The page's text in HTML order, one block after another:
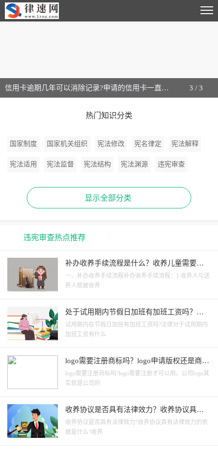
信用卡逾期几年可以消除记录?申请的信用卡一直不激活会怎么样? 环球快资讯 3 /3
热门知识分类
国家制度 国家机关组织 宪法修改 宪名律定 宪法解释
宪法适用 宪法监督 宪法结构 宪法渊源 违宪审查
显示全部分类
违宪审查热点推荐
补办收养手续流程是什么？收养儿童需要多
少钱？
一、补办收养手续流程补办收养手续流程：1 收养人与送
养人就被收养
处于试用期内节假日加班有加班工资吗？法
律对于试用期内加班工资有什么规定？
试用期内在节假日加班有加班工资吗?法律对于试用期内
加班工资有什么
logo需要注册商标吗？logo申请版权还是商
标？
logo需要注册商标吗?logo需要注册才可以用。公司logo其
实就是公司的
收养协议是否具有法律效力？收养协议具有
法律效力的依据是什么？_快看点
收养协议是否具有法律效力?收养协议具有法律效力的依
据是什么?收养